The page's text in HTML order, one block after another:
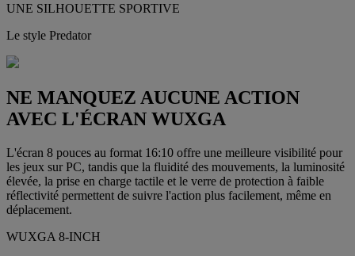
UNE SILHOUETTE SPORTIVE
Le style Predator
NE MANQUEZ AUCUNE ACTION
AVEC L'ÉCRAN WUXGA
L'écran 8 pouces au format 16:10 offre une meilleure visibilité pour
les jeux sur PC, tandis que la fluidité des mouvements, la luminosité
élevée, la prise en charge tactile et le verre de protection à faible
réflectivité permettent de suivre l'action plus facilement, même en
déplacement.
WUXGA 8-INCH